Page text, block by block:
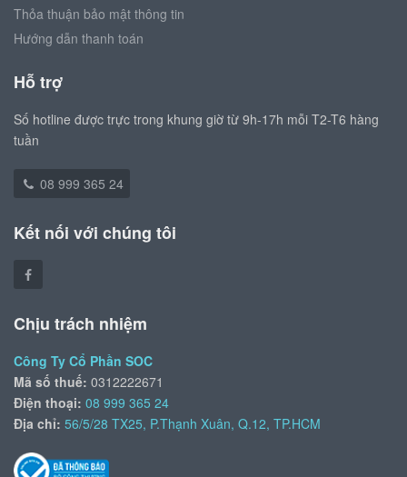
Thỏa thuận bảo mật thông tin
Hướng dẫn thanh toán
Hỗ trợ
Số hotline được trực trong khung giờ từ 9h-17h mỗi T2-T6 hàng
tuần
08 999 365 24
Kết nối với chúng tôi
Chịu trách nhiệm
Công Ty Cổ Phần SOC
Mã số thuế: 0312222671
Điện thoại: 08 999 365 24
Địa chỉ: 56/5/28 TX25, P.Thạnh Xuân, Q.12, TP.HCM